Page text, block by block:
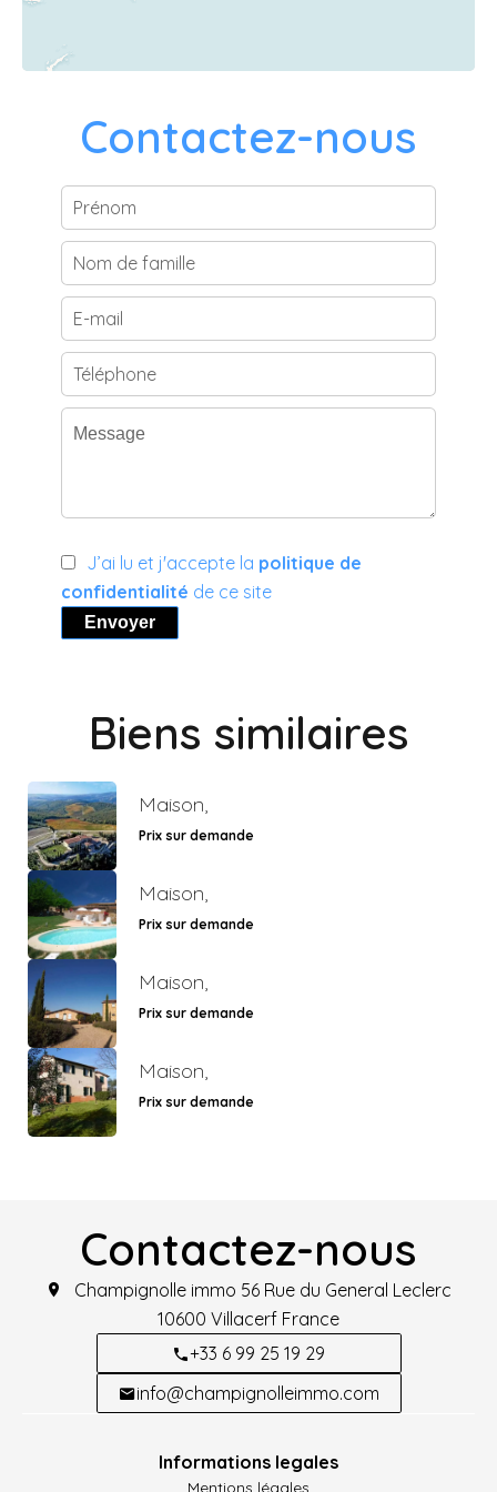
Contactez-nous
J’ai lu et j'accepte la politique de
confidentialité de ce site
Envoyer
Biens similaires
Maison,
Prix sur demande
Maison,
Prix sur demande
Maison,
Prix sur demande
Maison,
Prix sur demande
Contactez-nous
Champignolle immo 56 Rue du General Leclerc
10600 Villacerf France
+33 6 99 25 19 29
info@champignolleimmo.com
Informations legales
Mentions légales